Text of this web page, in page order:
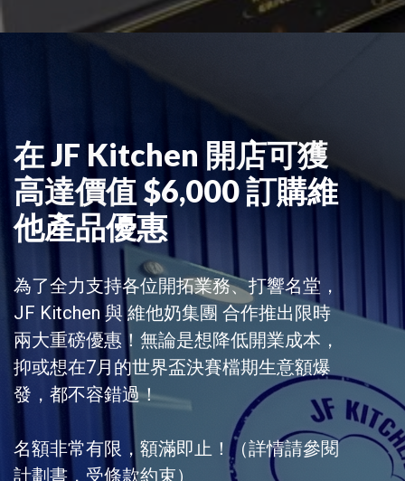
在 JF Kitchen 開店可獲
高達價值 $6,000 訂購維
他產品優惠
為了全力支持各位開拓業務、打響名堂，
JF Kitchen 與 維他奶集團 合作推出限時
兩大重磅優惠！無論是想降低開業成本，
抑或想在7月的世界盃決賽檔期生意額爆
發，都不容錯過！
名額非常有限，額滿即止！（詳情請參閱
計劃書，受條款約束）